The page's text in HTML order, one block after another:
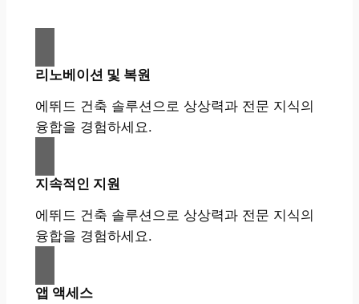
리노베이션 및 복원
에뛰드 건축 솔루션으로 상상력과 전문 지식의
융합을 경험하세요.
지속적인 지원
에뛰드 건축 솔루션으로 상상력과 전문 지식의
융합을 경험하세요.
앱 액세스